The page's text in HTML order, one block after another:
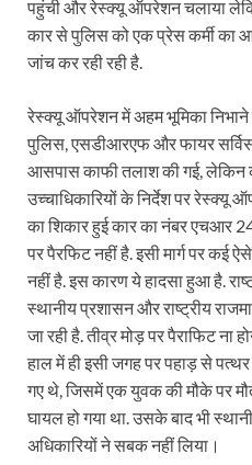
आ गई यूपी
राजमिस्त्री,
9New
संयुक्त
New
Baster’s
पीएम मोदी के
Modern
पहुंची और रेस्क्यू ऑपरेशन चलाया
कार से पुलिस को एक प्रेस कर्मी का
जांच कर रही रही है.
रेस्क्यू ऑपरेशन में अहम भूमिका निभाने
पुलिस, एसडीआरएफ और फायर
आसपास काफी तलाश की गई, लेकिन
उच्चाधिकारियों के निर्देश पर रेस्क्यू
का शिकार हुई कार का नंबर एचआर
पर पैरफिट नहीं है. इसी मार्ग पर कई
नहीं है. इस कारण ये हादसा हुआ है.
स्थानीय प्रशासन और राष्ट्रीय
जा रही है. तीव्र मोड़ पर पैराफिट ना
हाल में ही इसी जगह पर पहाड़ से
गए थे, जिसमें एक युवक की मौके पर
घायल हो गया था. उसके बाद भी
अधिकारियों ने सबक नहीं लिया।